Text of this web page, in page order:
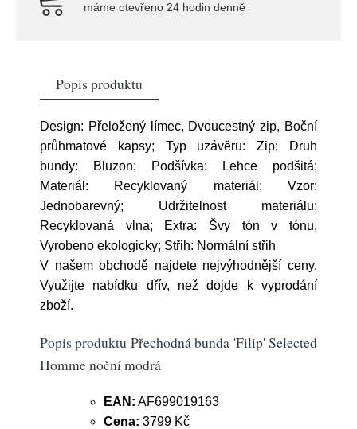
máme otevřeno 24 hodin denně
Popis produktu
Design: Přeložený límec, Dvoucestný zip, Boční
průhmatové kapsy; Typ uzávěru: Zip; Druh
bundy: Bluzon; Podšívka: Lehce podšitá;
Materiál: Recyklovaný materiál; Vzor:
Jednobarevný; Udržitelnost materiálu:
Recyklovaná vlna; Extra: Švy tón v tónu,
Vyrobeno ekologicky; Střih: Normální střih
V našem obchodě najdete nejvýhodnější ceny.
Využijte nabídku dřív, než dojde k vyprodání
zboží.
Popis produktu Přechodná bunda 'Filip' Selected
Homme noční modrá
EAN: AF699019163
Cena: 3799 Kč